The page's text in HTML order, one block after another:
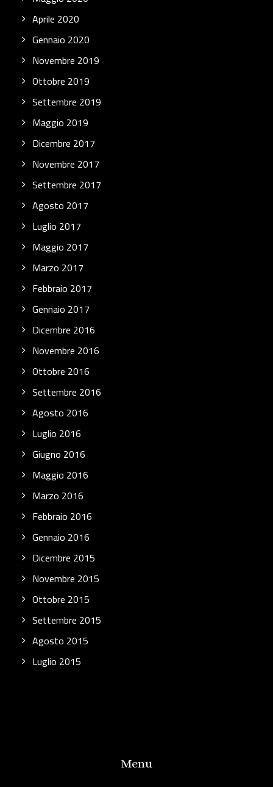
Aprile 2020
Gennaio 2020
Novembre 2019
Ottobre 2019
Settembre 2019
Maggio 2019
Dicembre 2017
Novembre 2017
Settembre 2017
Agosto 2017
Luglio 2017
Maggio 2017
Marzo 2017
Febbraio 2017
Gennaio 2017
Dicembre 2016
Novembre 2016
Ottobre 2016
Settembre 2016
Agosto 2016
Luglio 2016
Giugno 2016
Maggio 2016
Marzo 2016
Febbraio 2016
Gennaio 2016
Dicembre 2015
Novembre 2015
Ottobre 2015
Settembre 2015
Agosto 2015
Luglio 2015
Menu